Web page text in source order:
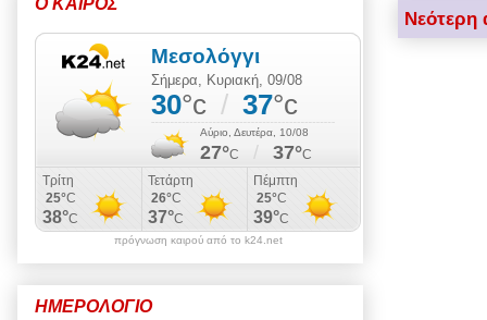
Νεότερη
Ο ΚΑΙΡΟΣ
πρόγνωση καιρού από το k24.net
ΗΜΕΡΟΛΟΓΙΟ